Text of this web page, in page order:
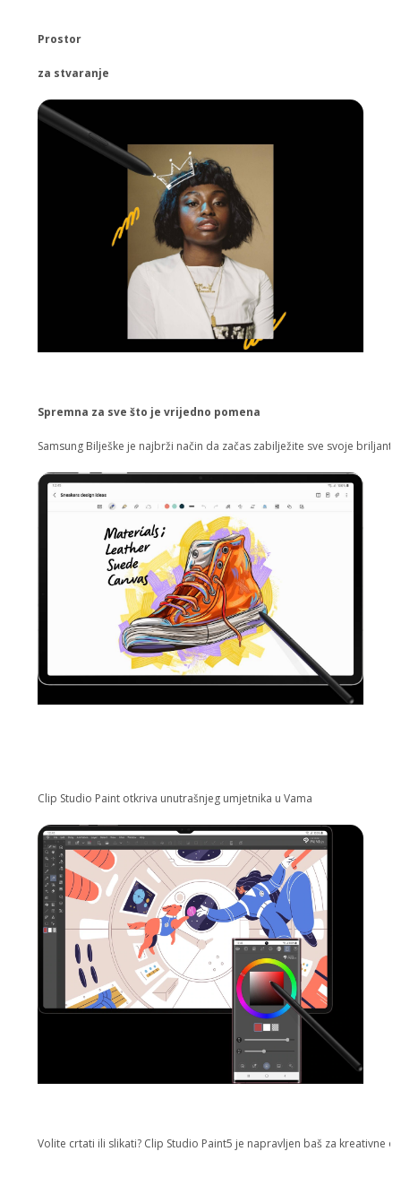
Prostor
za stvaranje
Spremna za sve što je vrijedno pomena
Samsung Bilješke je najbrži način da začas zabilježite sve svoje
Clip Studio Paint otkriva unutrašnjeg umjetnika u Vama
Volite crtati ili slikati? Clip Studio Paint5 je napravljen baš za